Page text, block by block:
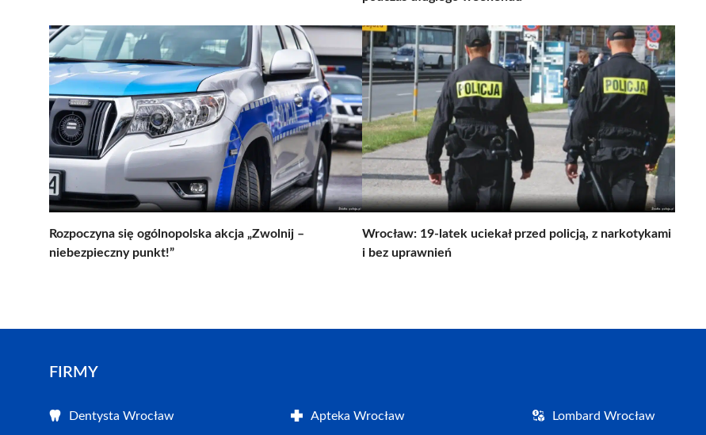
Rozpoczyna się ogólnopolska akcja „Zwolnij –
niebezpieczny punkt!”
Wrocław: 19-latek uciekał przed policją, z narkotykami
i bez uprawnień
FIRMY
Dentysta Wrocław Apteka Wrocław Lombard Wrocław